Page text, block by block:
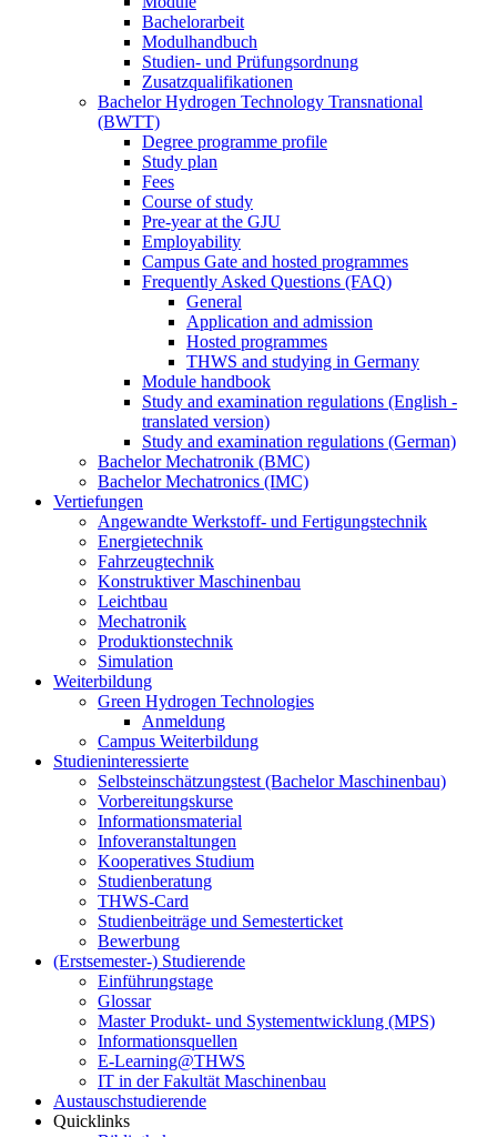
Bachelorarbeit
Modulhandbuch
Studien- und Prüfungsordnung
Zusatzqualifikationen
Bachelor Hydrogen Technology Transnational
(BWTT)
Degree programme profile
Study plan
Fees
Course of study
Pre-year at the GJU
Employability
Campus Gate and hosted programmes
Frequently Asked Questions (FAQ)
General
Application and admission
Hosted programmes
THWS and studying in Germany
Module handbook
Study and examination regulations (English -
translated version)
Study and examination regulations (German)
Bachelor Mechatronik (BMC)
Bachelor Mechatronics (IMC)
Vertiefungen
Angewandte Werkstoff- und Fertigungstechnik
Energietechnik
Fahrzeugtechnik
Konstruktiver Maschinenbau
Leichtbau
Mechatronik
Produktionstechnik
Simulation
Weiterbildung
Green Hydrogen Technologies
Anmeldung
Campus Weiterbildung
Studieninteressierte
Selbsteinschätzungstest (Bachelor Maschinenbau)
Vorbereitungskurse
Informationsmaterial
Infoveranstaltungen
Kooperatives Studium
Studienberatung
THWS-Card
Studienbeiträge und Semesterticket
Bewerbung
(Erstsemester-) Studierende
Einführungstage
Glossar
Master Produkt- und Systementwicklung (MPS)
Informationsquellen
E-Learning@THWS
IT in der Fakultät Maschinenbau
Austauschstudierende
Quicklinks